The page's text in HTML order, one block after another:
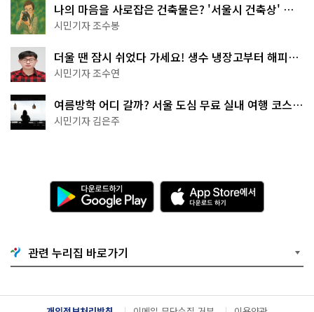
나의 마음을 사로잡은 건축물은? '서울시 건축상' 수
상작 공개!
시민기자 조수봉
더울 땐 잠시 쉬었다 가세요! 생수 냉장고부터 해피소
·무더위쉼터까지
시민기자 조수연
여름방학 어디 갈까? 서울 도심 무료 실내 여행 코스
추천
시민기자 김은주
다
운
로
기
G
o
g
l
A
p
p
e
서
다
관련 누리집 바로가기